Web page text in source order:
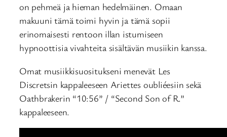
on pehmeä ja hieman hedelmäinen. Omaan
makuuni tämä toimi hyvin ja tämä sopii
erinomaisesti rentoon illan istumiseen
hypnoottisia vivahteita sisältävän musiikin kanssa.
Omat musiikkisuositukseni menevät Les
Discretsin kappaleeseen Ariettes oubliéesiin sekä
Oathbrakerin “10:56” / “Second Son of R.”
kappaleeseen.